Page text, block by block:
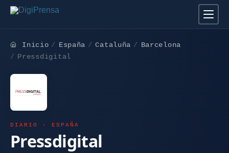
Inicio España Cataluña
Barcelona
Pressdigital
DIARIO · ESPAÑA
Pressdigital